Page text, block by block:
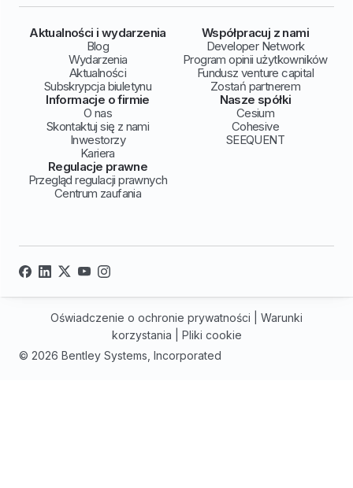
Aktualności i wydarzenia
Blog
Wydarzenia
Aktualności
Subskrypcja biuletynu
Współpracuj z nami
Developer Network
Program opinii użytkowników
Fundusz venture capital
Zostań partnerem
Informacje o firmie
O nas
Skontaktuj się z nami
Inwestorzy
Kariera
Nasze spółki
Cesium
Cohesive
SEEQUENT
Regulacje prawne
Przegląd regulacji prawnych
Centrum zaufania
© 2026 Bentley Systems, Incorporated
Oświadczenie o ochronie prywatności
Warunki
korzystania
Pliki cookie